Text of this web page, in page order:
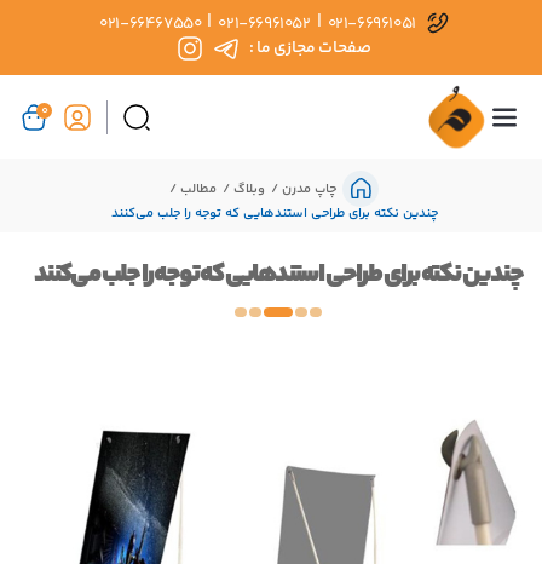
021-66961051
|
021-66961052
|
021-66467550
صفحات مجازی ما :
0
چاپ مدرن وبلاگ
مطالب
چندین نکته برای طراحی استندهایی که توجه را جلب می‌کنند
چندین نکته برای طراحی استندهایی که توجه را جلب می‌کنند